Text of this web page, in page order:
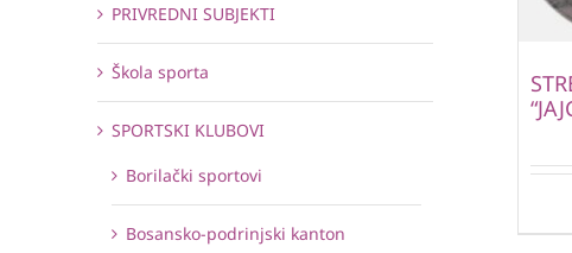
PRIVREDNI SUBJEKTI
Škola sporta
SPORTSKI KLUBOVI
Borilački sportovi
Bosansko-podrinjski kanton